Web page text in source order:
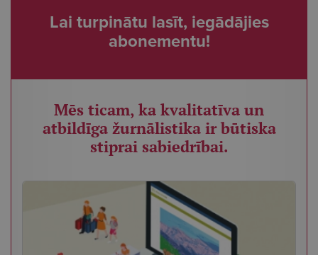
Lai turpinātu lasīt, iegādājies
abonementu!
Mēs ticam, ka kvalitatīva un
atbildīga žurnālistika ir būtiska
stiprai sabiedrībai.